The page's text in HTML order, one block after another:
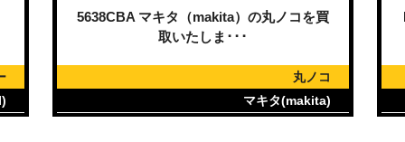
5638CBA マキタ（makita）の丸ノコを買
取いたしま･･･
丸ノコ
マキタ(makita)